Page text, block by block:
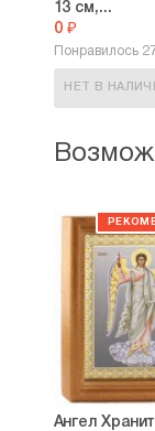
13 см,...
0 ₽
Понравилось
НЕТ В
Ангел